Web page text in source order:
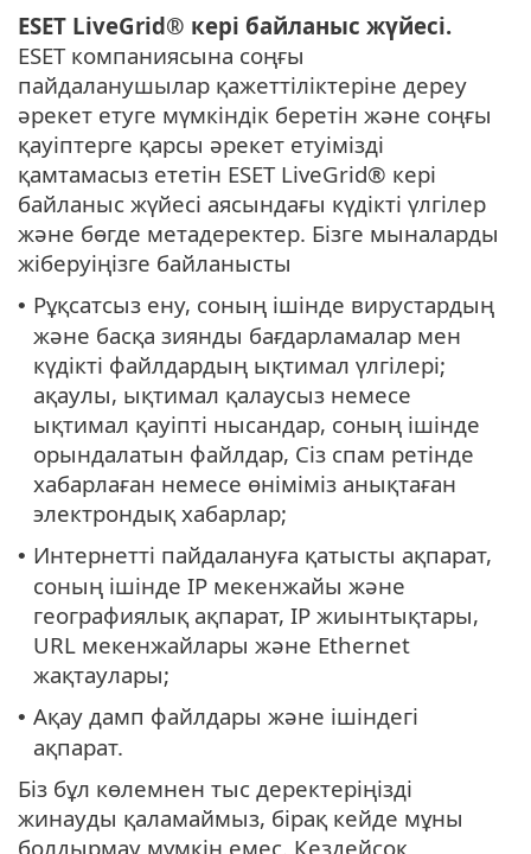
ESET LiveGrid® кері байланыс жүйесі.
ESET компаниясына соңғы
пайдаланушылар қажеттіліктеріне дереу
әрекет етуге мүмкіндік беретін және соңғы
қауіптерге қарсы әрекет етуімізді
қамтамасыз ететін ESET LiveGrid® кері
байланыс жүйесі аясындағы күдікті үлгілер
және бөгде метадеректер. Бізге мыналарды
жіберуіңізге байланысты
• Рұқсатсыз ену, соның ішінде вирустардың
және басқа зиянды бағдарламалар мен
күдікті файлдардың ықтимал үлгілері;
ақаулы, ықтимал қалаусыз немесе
ықтимал қауіпті нысандар, соның ішінде
орындалатын файлдар, Сіз спам ретінде
хабарлаған немесе өніміміз анықтаған
электрондық хабарлар;
• Интернетті пайдалануға қатысты ақпарат,
соның ішінде IP мекенжайы және
географиялық ақпарат, IP жиынтықтары,
URL мекенжайлары және Ethernet
жақтаулары;
• Ақау дамп файлдары және ішіндегі
ақпарат.
Біз бұл көлемнен тыс деректеріңізді
жинауды қаламаймыз, бірақ кейде мұны
болдырмау мүмкін емес. Кездейсоқ